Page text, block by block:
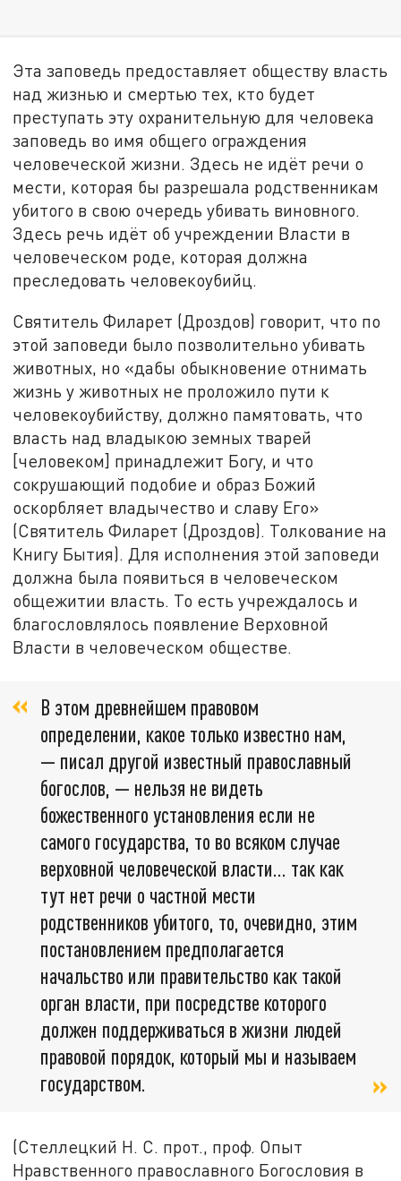
Эта заповедь предоставляет обществу власть
над жизнью и смертью тех, кто будет
преступать эту охранительную для человека
заповедь во имя общего ограждения
человеческой жизни. Здесь не идёт речи о
мести, которая бы разрешала родственникам
убитого в свою очередь убивать виновного.
Здесь речь идёт об учреждении Власти в
человеческом роде, которая должна
преследовать человекоубийц.
Святитель Филарет (Дроздов) говорит, что по
этой заповеди было позволительно убивать
животных, но «дабы обыкновение отнимать
жизнь у животных не проложило пути к
человекоубийству, должно памятовать, что
власть над владыкою земных тварей
[человеком] принадлежит Богу, и что
сокрушающий подобие и образ Божий
оскорбляет владычество и славу Его»
(Святитель Филарет (Дроздов). Толкование на
Книгу Бытия). Для исполнения этой заповеди
должна была появиться в человеческом
общежитии власть. То есть учреждалось и
благословлялось появление Верховной
Власти в человеческом обществе.
В этом древнейшем правовом
определении, какое только известно нам,
— писал другой известный православный
богослов, — нельзя не видеть
божественного установления если не
самого государства, то во всяком случае
верховной человеческой власти... так как
тут нет речи о частной мести
родственников убитого, то, очевидно, этим
постановлением предполагается
начальство или правительство как такой
орган власти, при посредстве которого
должен поддерживаться в жизни людей
правовой порядок, который мы и называем
государством.
(Стеллецкий Н. С. прот., проф. Опыт
Нравственного православного Богословия в